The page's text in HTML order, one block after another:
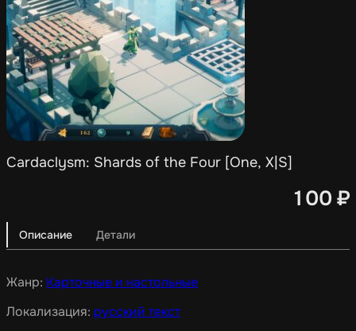
Cardaclysm: Shards of the Four [One, X|S]
100 ₽
Описание Детали
Жанр: Карточные и настольные
Локализация: русский текст